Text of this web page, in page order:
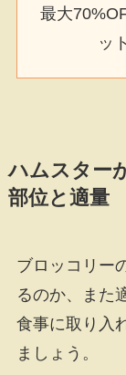
最大
ッ
ハムスター
部位と適量
ブロッコリー
るのか、また
食事に取り入
ましょう。